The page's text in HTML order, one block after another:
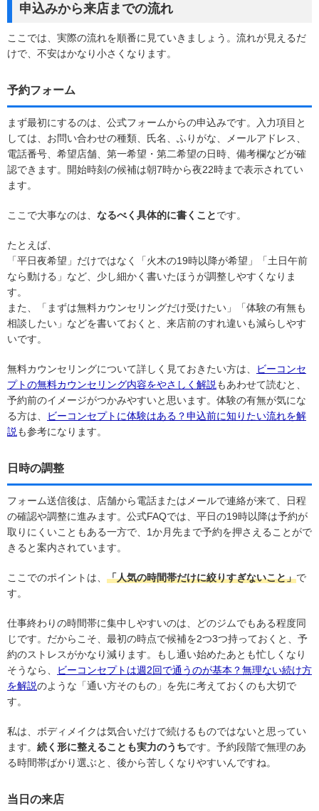
申込みから来店までの流れ
ここでは、実際の流れを順番に見ていきましょう。流れが見えるだ
けで、不安はかなり小さくなります。
予約フォーム
まず最初にするのは、公式フォームからの申込みです。入力項目と
しては、お問い合わせの種類、氏名、ふりがな、メールアドレス、
電話番号、希望店舗、第一希望・第二希望の日時、備考欄などが確
認できます。開始時刻の候補は朝7時から夜22時まで表示されてい
ます。
ここで大事なのは、 なるべく具体的に書くことです。
たとえば、
「平日夜希望」だけではなく「火木の19時以降が希望」「土日午前
なら動ける」など、少し細かく書いたほうが調整しやすくなりま
す。
また、「まずは無料カウンセリングだけ受けたい」「体験の有無も
相談したい」などを書いておくと、来店前のすれ違いも減らしやす
いです。
無料カウンセリングについて詳しく見ておきたい方は、
ビーコンセ
プトの無料カウンセリング内容をやさしく解説 もあわせて読むと、
予約前のイメージがつかみやすいと思います。体験の有無が気にな
る方は、
ビーコンセプトに体験はある？申込前に知りたい流れを解
説 も参考になります。
日時の調整
フォーム送信後は、店舗から電話またはメールで連絡が来て、日程
の確認や調整に進みます。公式FAQでは、平日の19時以降は予約が
取りにくいこともある一方で、1か月先まで予約を押さえることがで
きると案内されています。
ここでのポイントは、 「人気の時間帯だけに絞りすぎないこと」で
す。
仕事終わりの時間帯に集中しやすいのは、どのジムでもある程度同
じです。だからこそ、最初の時点で候補を2つ3つ持っておくと、予
約のストレスがかなり減ります。もし通い始めたあとも忙しくなり
そうなら、
ビーコンセプトは週2回で通うのが基本？無理ない続け方
を解説のような「通い方そのもの」を先に考えておくのも大切で
す。
私は、ボディメイクは気合いだけで続けるものではないと思ってい
ます。 続く形に整えることも実力のうちです。予約段階で無理のあ
る時間帯ばかり選ぶと、後から苦しくなりやすいんですね。
当日の来店